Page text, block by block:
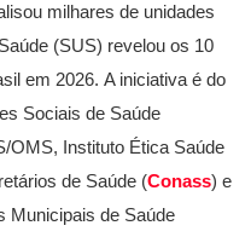
milhares de unidades
(SUS) revelou os 10
em 2026. A iniciativa é do
Sociais de Saúde
OMS, Instituto Ética Saúde
de Saúde (Conass) e
Municipais de Saúde